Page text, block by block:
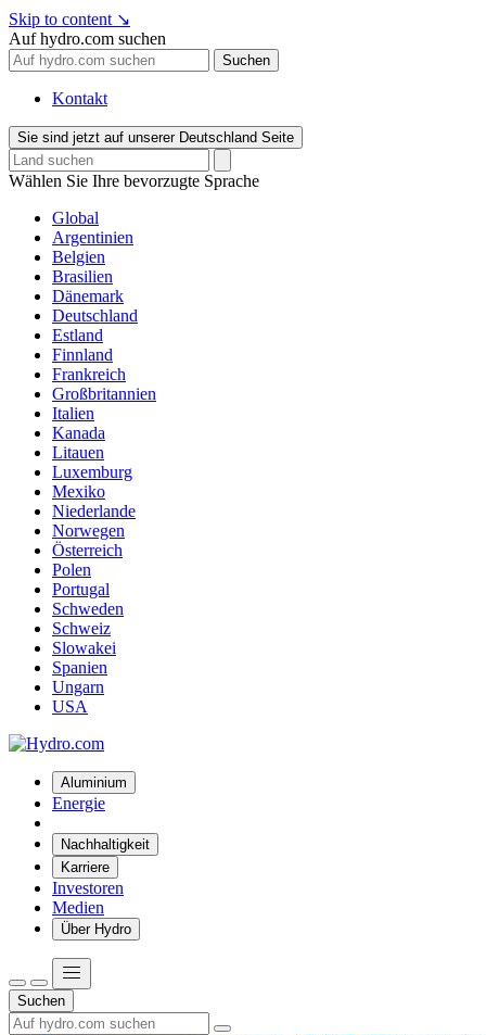
Skip to content ↘
Auf hydro.com suchen
Suchen
Kontakt
Sie sind jetzt auf unserer Deutschland Seite
Wählen Sie Ihre bevorzugte Sprache
Global
Argentinien
Belgien
Brasilien
Dänemark
Deutschland
Estland
Finnland
Frankreich
Großbritannien
Italien
Kanada
Litauen
Luxemburg
Mexiko
Niederlande
Norwegen
Österreich
Polen
Portugal
Schweden
Schweiz
Slowakei
Spanien
Ungarn
USA
Aluminium
Energie
Nachhaltigkeit
Karriere
Investoren
Medien
Über Hydro
Suchen